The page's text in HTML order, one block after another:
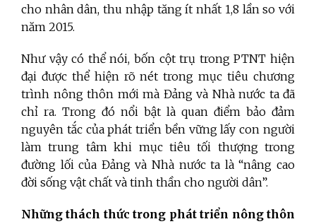
cho nhân dân, thu nhập tăng ít nhất 1,8 lần so với
năm 2015.
Như vậy có thể nói, bốn cột trụ trong PTNT hiện
đại được thể hiện rõ nét trong mục tiêu chương
trình nông thôn mới mà Đảng và Nhà nước ta đã
chỉ ra. Trong đó nổi bật là quan điểm bảo đảm
nguyên tắc của phát triển bền vững lấy con người
làm trung tâm khi mục tiêu tối thượng trong
đường lối của Đảng và Nhà nước ta là “nâng cao
đời sống vật chất và tinh thần cho người dân”.
Những thách thức trong phát triển nông thôn